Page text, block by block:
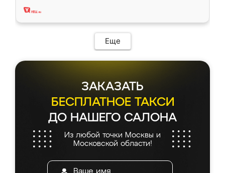
Еще
ЗАКАЗАТЬ
БЕСПЛАТНОЕ ТАКСИ
ДО НАШЕГО САЛОНА
Из любой точки Москвы и
Московской области!